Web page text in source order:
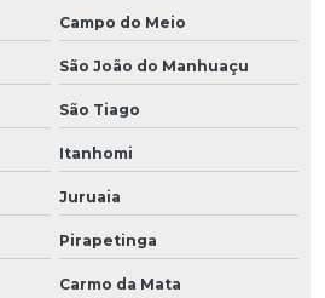
Campo do Meio
São João do Manhuaçu
São Tiago
Itanhomi
Juruaia
Pirapetinga
Carmo da Mata